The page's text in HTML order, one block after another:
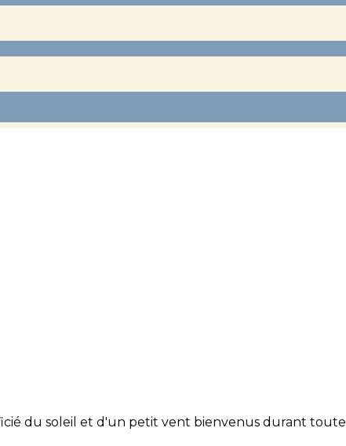
du soleil et d'un petit vent bienvenus durant toute